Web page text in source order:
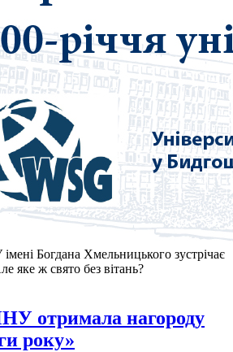
Богдана Хмельницького зустрічає
яке ж свято без вітань?
отримала нагороду
року»